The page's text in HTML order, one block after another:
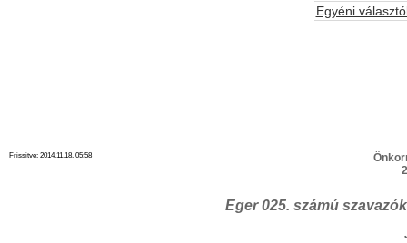
Egyéni
Frissitve: 2014.11.18. 05:58
Eger 025. számú